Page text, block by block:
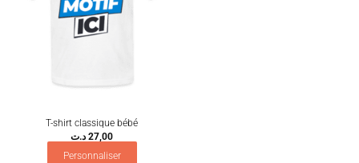
T-shirt classique bébé
27,00 د.ت
Personnaliser